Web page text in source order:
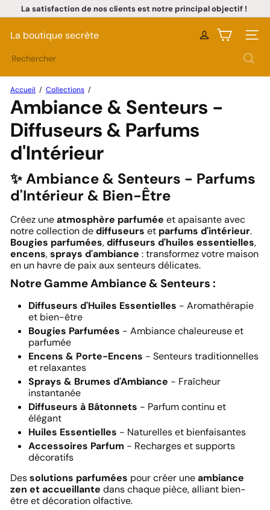
Passer
au
Diaporama
La satisfaction de nos clients est notre principal objectif !
La boutique secrète
Rechercher
Accueil Collections
Ambiance & Senteurs -
Diffuseurs & Parfums
d'Intérieur
✨ Ambiance & Senteurs - Parfums
d'Intérieur & Bien-Être
Créez uneatmosphère parfumée et apaisante avec
notre collection dediffuseurs et parfums d'intérieur.
Bougies parfumées,diffuseurs d'huiles essentielles,
encens,sprays d'ambiance : transformez votre maison
en un havre de paix aux senteurs délicates.
Notre Gamme Ambiance & Senteurs :
Diffuseurs d'Huiles Essentielles - Aromathérapie
et bien-être
Bougies Parfumées - Ambiance chaleureuse et
parfumée
Encens & Porte-Encens - Senteurs traditionnelles
et relaxantes
Sprays & Brumes d'Ambiance - Fraîcheur
instantanée
Diffuseurs à Bâtonnets - Parfum continu et
élégant
Huiles Essentielles - Naturelles et bienfaisantes
Accessoires Parfum - Recharges et supports
décoratifs
Dessolutions parfumées pour créer uneambiance
zen et accueillante dans chaque pièce, alliant bien-
être et décoration olfactive.